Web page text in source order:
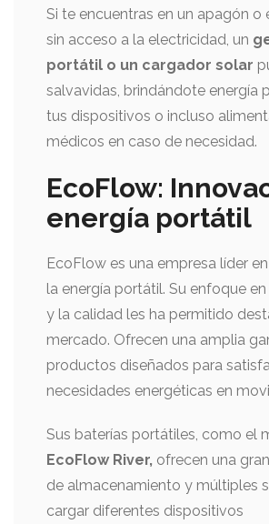
Si te encuentras en un apagón o
sin acceso a la electricidad, un
portátil o un cargador solar
salvavidas, brindándote energía
tus dispositivos o incluso
médicos en caso de necesidad.
EcoFlow:
energía portátil
EcoFlow es una empresa líder
la energía portátil. Su enfoque
y la calidad les ha permitido
mercado. Ofrecen una amplia
productos diseñados para
necesidades energéticas en
Sus baterías portátiles, como el
EcoFlow River, ofrecen una
de almacenamiento y múltiples
cargar diferentes dispositivos